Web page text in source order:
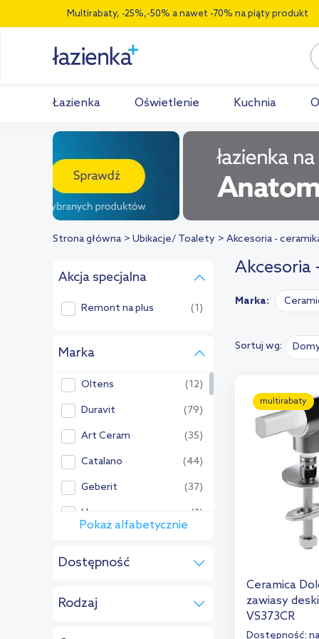
Multirabaty, -25%,-50% a nawet -70% na piąty produkt
Łazienka Oświetlenie Kuchnia
Strona główna Ubikacje/ Toalety Akcesoria -
Akcja specjalna
Remont na plus (1)
Marka
Oltens (12)
Duravit (79)
Art Ceram (35)
Catalano (44)
Geberit (37)
Hagser (1)
Aqualine (4)
Pokaż alfabetycznie
Dostępność
Rodzaj
Akcesoria
Marka:
Sortuj wg:
multirabaty
Ceramica
zawiasy
VS373CR
Dostępność: